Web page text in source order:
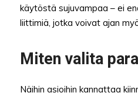
käytöstä sujuvampaa – ei
liittimiä, jotka voivat ajan
Miten valita
Näihin asioihin kannattaa